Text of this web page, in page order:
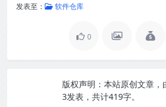
发表至： 软件仓库
0
版权声明： 本站原创文章，
3发表，共计419字。